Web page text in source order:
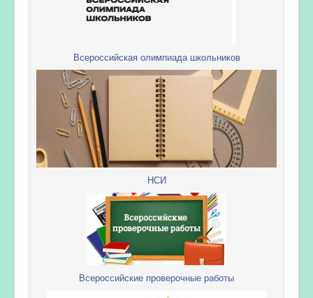
Всероссийская олимпиада школьников
НСИ
Всероссийские проверочные работы